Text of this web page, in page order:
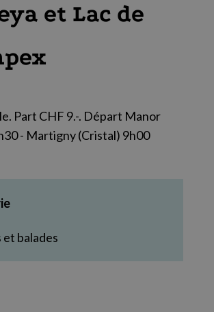
et Lac de
Part CHF 9.-. Départ Manor
- Martigny (Cristal) 9h00
balades